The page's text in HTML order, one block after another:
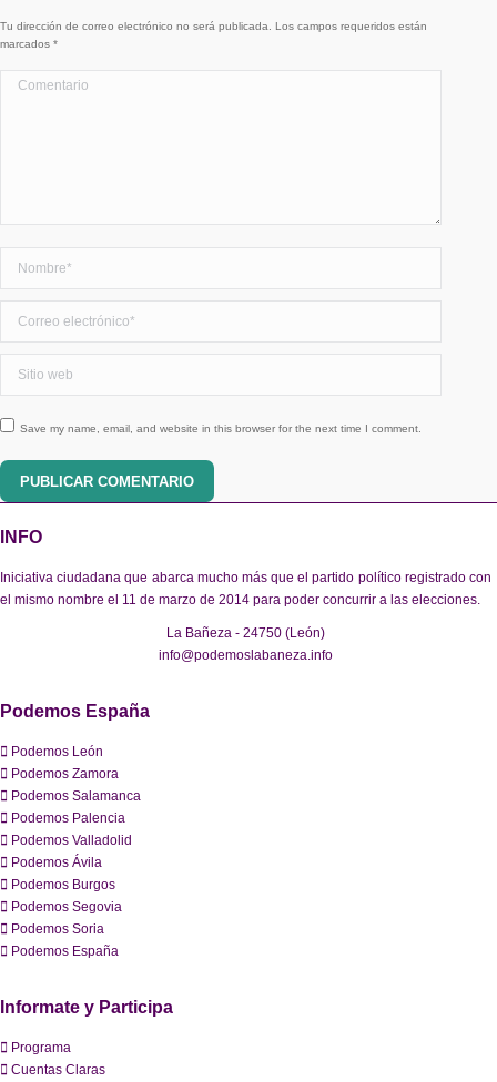
Tu dirección de correo electrónico no será publicada. Los campos requeridos están
marcados *
Comentario
Save my name, email, and website in this browser for the next time I comment.
PUBLICAR COMENTARIO
INFO
Iniciativa ciudadana que abarca mucho más que el partido político registrado con
el mismo nombre el 11 de marzo de 2014 para poder concurrir a las elecciones.
La Bañeza - 24750 (León)
info@podemoslabaneza.info
Podemos España
Podemos León
Podemos Zamora
Podemos Salamanca
Podemos Palencia
Podemos Valladolid
Podemos Ávila
Podemos Burgos
Podemos Segovia
Podemos Soria
Podemos España
Informate y Participa
Programa
Cuentas Claras